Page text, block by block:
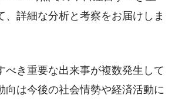
、詳細な分析と考察をお届けしま
べき重要な出来事が複数発生して
向は今後の社会情勢や経済活動に